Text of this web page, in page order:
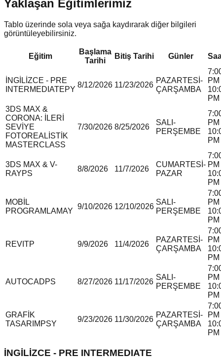
Yaklaşan Eğitimlerimiz
Tablo üzerinde sola veya sağa kaydırarak diğer bilgileri
görüntüleyebilirsiniz.
Eğitim
Başlama
Tarihi
Bitiş Tarihi Günler
İNGİLİZCE - PRE
INTERMEDIATEPY
8/12/2026 11/23/2026
PAZARTESİ-
ÇARŞAMBA
PM
PM
3DS MAX &
CORONA: İLERİ
SEVİYE
FOTOREALİSTİK
MASTERCLASS
7/30/2026 8/25/2026
SALI-
PERŞEMBE
PM
PM
3DS MAX & V-
RAYPS
8/8/2026 11/7/2026
CUMARTESİ-
PAZAR
PM
PM
MOBİL
PROGRAMLAMAY
9/10/2026 12/10/2026
SALI-
PERŞEMBE
PM
PM
REVITP 9/9/2026 11/4/2026
PAZARTESİ-
ÇARŞAMBA
PM
PM
AUTOCADPS 8/27/2026 11/17/2026
SALI-
PERŞEMBE
PM
PM
GRAFİK
TASARIM PSY
9/23/2026 11/30/2026
PAZARTESİ-
ÇARŞAMBA
PM
PM
İNGİLİZCE - PRE INTERMEDIATE